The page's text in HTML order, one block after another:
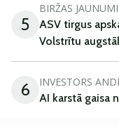
5
BIRŽAS JAUNUMI
ASV tirgus
Volstrītu
6 INVESTORS
AI karstā gaisa